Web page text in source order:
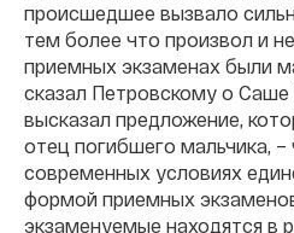
происшедшее вызвало
тем более что произвол и
приемных экзаменах были
сказал Петровскому о Саше
высказал предложение,
отец погибшего мальчика, –
современных условиях
формой приемных
экзаменуемые находятся в